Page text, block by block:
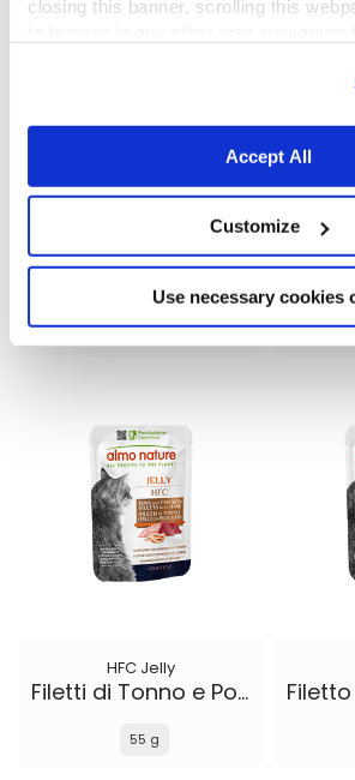
closing this banner, scrolling this
Accept All
Customize
Use necessary cookies
HFC Jelly
55 g
HFC Jelly
Filetti di Tonno e Pollo con Prosciutto
55 g